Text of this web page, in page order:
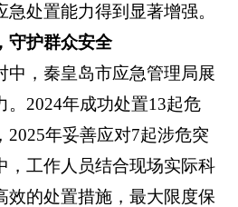
处置能力得到显著增强。
守护群众安全
中，秦皇岛市应急管理局展
。2024年成功处置13起危
2025年妥善应对7起涉危突
，工作人员结合现场实际科
效的处置措施，最大限度保